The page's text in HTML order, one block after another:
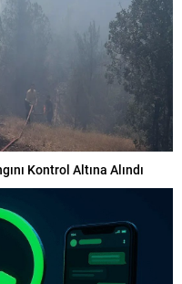
Kontrol Altına Alındı